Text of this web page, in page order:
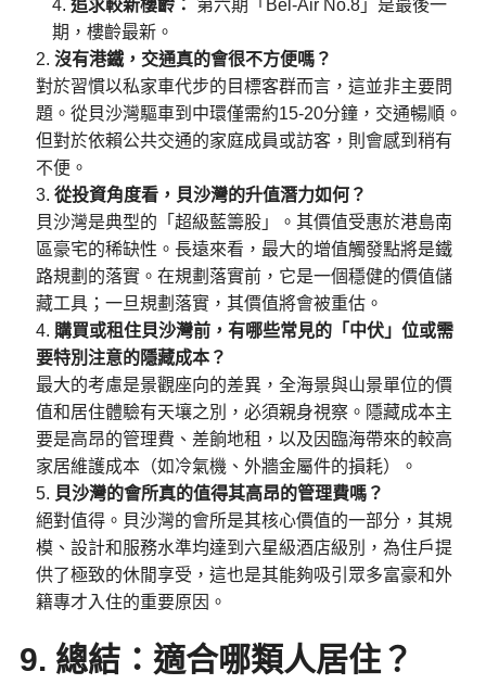
追求較新樓齡：
第六期「Bel-Air No.8」是最後一
期，樓齡最新。
沒有港鐵，交通真的會很不方便嗎？
對於習慣以私家車代步的目標客群而言，這並非主要問
題。從貝沙灣驅車到中環僅需約15-20分鐘，交通暢順。
但對於依賴公共交通的家庭成員或訪客，則會感到稍有
不便。
從投資角度看，貝沙灣的升值潛力如何？
貝沙灣是典型的「超級藍籌股」。其價值受惠於港島南
區豪宅的稀缺性。長遠來看，最大的增值觸發點將是鐵
路規劃的落實。在規劃落實前，它是一個穩健的價值儲
藏工具；一旦規劃落實，其價值將會被重估。
購買或租住貝沙灣前，有哪些常見的「中伏」位或需
要特別注意的隱藏成本？
最大的考慮是景觀座向的差異，全海景與山景單位的價
值和居住體驗有天壤之別，必須親身視察。隱藏成本主
要是高昂的管理費、差餉地租，以及因臨海帶來的較高
家居維護成本（如冷氣機、外牆金屬件的損耗）。
貝沙灣的會所真的值得其高昂的管理費嗎？
絕對值得。貝沙灣的會所是其核心價值的一部分，其規
模、設計和服務水準均達到六星級酒店級別，為住戶提
供了極致的休閒享受，這也是其能夠吸引眾多富豪和外
籍專才入住的重要原因。
9. 總結：適合哪類人居住？